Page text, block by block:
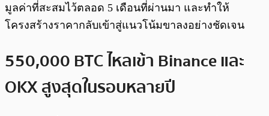
มูลค่าที่สะสมไว้ตลอด 5 เดือนที่ผ่านมา และทำให้
โครงสร้างราคากลับเข้าสู่แนวโน้มขาลงอย่างชัดเจน
550,000 BTC ไหลเข้า Binance และ
OKX สูงสุดในรอบหลายปี